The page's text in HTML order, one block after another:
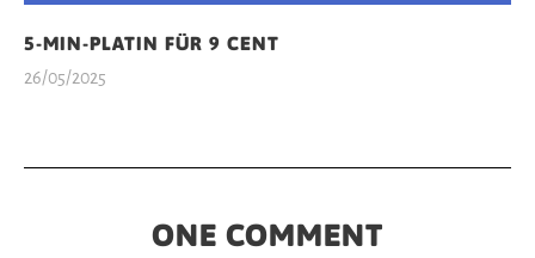
5-MIN-PLATIN FÜR 9 CENT
26/05/2025
ONE COMMENT